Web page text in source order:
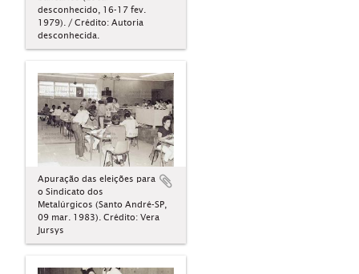
desconhecido, 16-17 fev.
1979). / Crédito: Autoria
desconhecida.
Apuração das eleições para
o Sindicato dos
Metalúrgicos (Santo André-SP,
09 mar. 1983). Crédito: Vera
Jursys